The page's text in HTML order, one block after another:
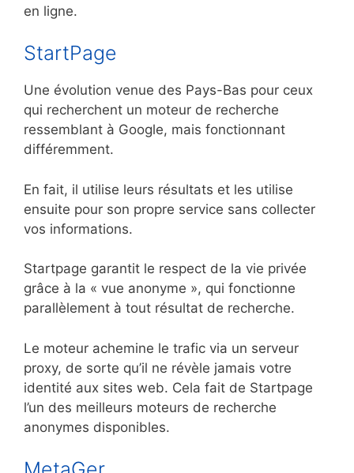
en ligne.
StartPage
Une évolution venue des Pays-Bas pour ceux
qui recherchent un moteur de recherche
ressemblant à Google, mais fonctionnant
différemment.
En fait, il utilise leurs résultats et les utilise
ensuite pour son propre service sans collecter
vos informations.
Startpage garantit le respect de la vie privée
grâce à la « vue anonyme », qui fonctionne
parallèlement à tout résultat de recherche.
Le moteur achemine le trafic via un serveur
proxy, de sorte qu’il ne révèle jamais votre
identité aux sites web. Cela fait de Startpage
l’un des meilleurs moteurs de recherche
anonymes disponibles.